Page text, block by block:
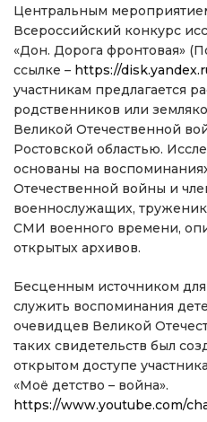
Центральным
Всероссийский конкурс
«Дон. Дорога фронтовая»
ссылке – https://
участникам предлагается
родственников или
Великой Отечественной
Ростовской областью.
основаны на
Отечественной войны и
военнослужащих,
СМИ военного времени,
открытых архивов.
Бесценным источником для
служить воспоминания
очевидцев Великой
таких свидетельств был
открытом доступе
«Моё детство – война».
https://www.youtube.com/